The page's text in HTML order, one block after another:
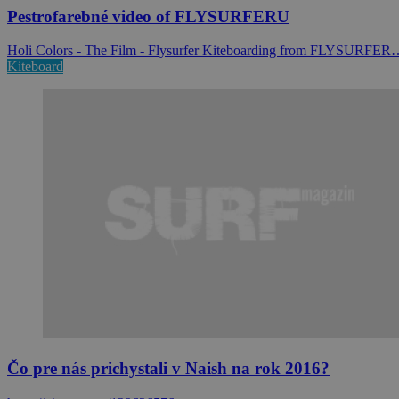
Pestrofarebné video of FLYSURFERU
Holi Colors - The Film - Flysurfer Kiteboarding from
Kiteboard
Čo pre nás prichystali v Naish na rok 2016?